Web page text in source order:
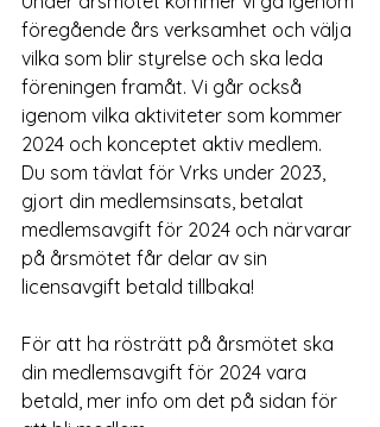
föregående års verksamhet och välja
vilka som blir styrelse och ska leda
föreningen framåt. Vi går också
igenom vilka aktiviteter som kommer
2024 och konceptet aktiv medlem.
Du som tävlat för Vrks under 2023,
gjort din medlemsinsats, betalat
medlemsavgift för 2024 och närvarar
på årsmötet får delar av sin
licensavgift betald tillbaka!
För att ha rösträtt på årsmötet ska
din medlemsavgift för 2024 vara
betald, mer info om det på sidan för